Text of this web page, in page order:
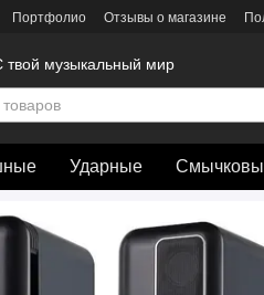
Портфолио Отзывы о магазине
твой музыкальный мир
Ударные